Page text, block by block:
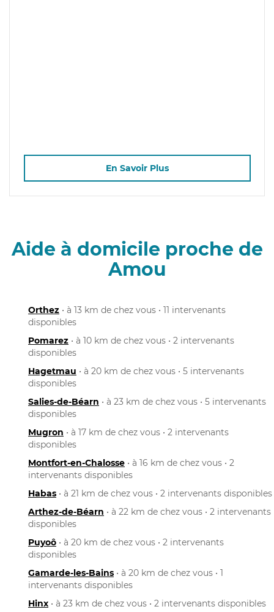
En Savoir Plus
Aide à domicile proche de
Amou
Orthez • à 13 km de chez vous • 11 intervenants
disponibles
Pomarez • à 10 km de chez vous • 2 intervenants
disponibles
Hagetmau • à 20 km de chez vous • 5 intervenants
disponibles
Salies-de-Béarn • à 23 km de chez vous • 5 intervenants
disponibles
Mugron • à 17 km de chez vous • 2 intervenants
disponibles
Montfort-en-Chalosse • à 16 km de chez vous • 2
intervenants disponibles
Habas • à 21 km de chez vous • 2 intervenants disponibles
Arthez-de-Béarn • à 22 km de chez vous • 2 intervenants
disponibles
Puyoô • à 20 km de chez vous • 2 intervenants
disponibles
Gamarde-les-Bains • à 20 km de chez vous • 1
intervenants disponibles
Hinx • à 23 km de chez vous • 2 intervenants disponibles